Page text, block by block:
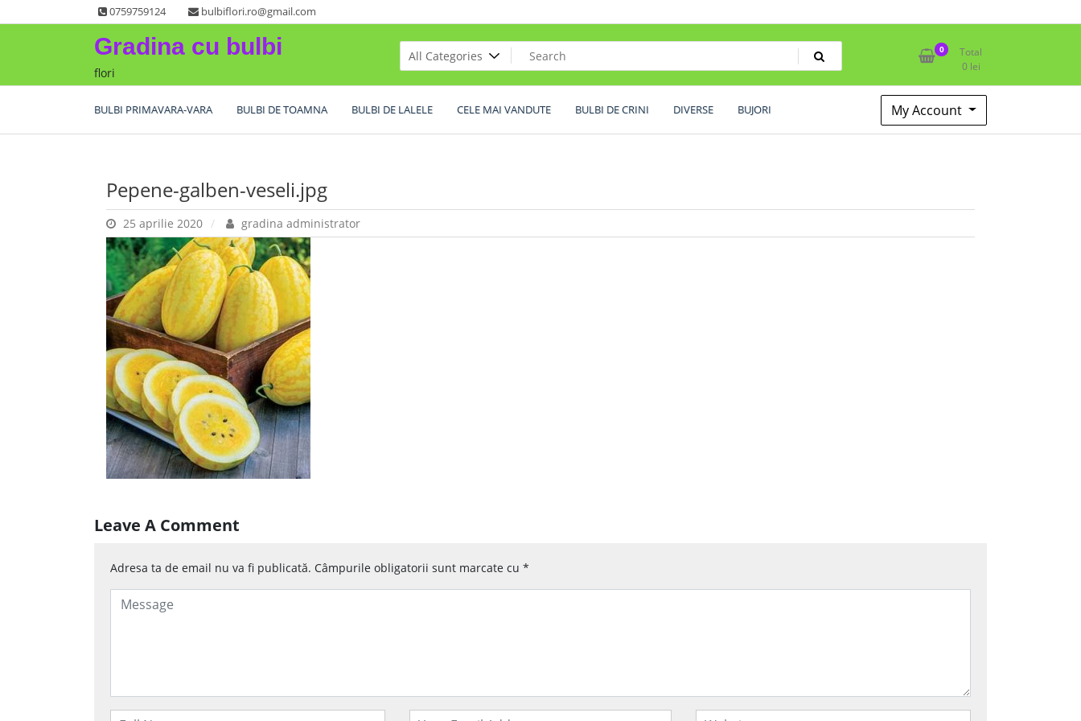
to
0759759124 bulbiflori.ro@gmail.com
Gradina cu bulbi
flori
0
Total
0 lei
BULBI PRIMAVARA-VARA BULBI DE TOAMNA BULBI DE LALELE CELE MAI VANDUTE BULBI DE CRINI DIVERSE BUJORI My Account
Pepene-galben-veseli.jpg
25 aprilie 2020 gradina administrator
Leave A Comment
Adresa ta de email nu va fi publicată. Câmpurile obligatorii sunt marcate cu *